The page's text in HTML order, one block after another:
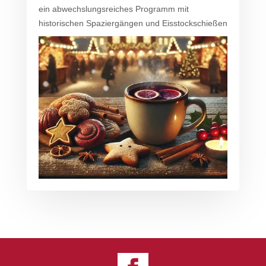
ein abwechslungsreiches Programm mit
historischen Spaziergängen und Eisstockschießen